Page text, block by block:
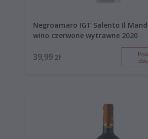
Negroamaro IGT Salento Il
wino czerwone wytrawne 2020
39,99 zł